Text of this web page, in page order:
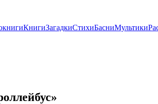
КнигиЗагадкиСтихиБасниМультики